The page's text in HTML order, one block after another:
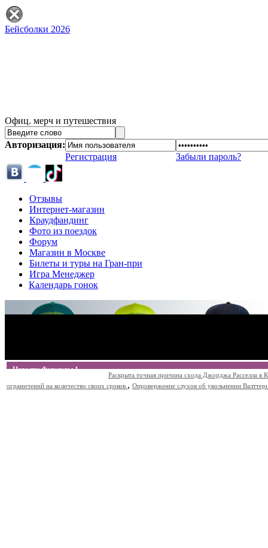
Бейсболки 2026
Офиц. мерч и путешествия
Авторизация:
Регистрация
Забыли пароль?
Отзывы
Интернет-магазин
Краудфандинг
Фото из поездок
Форум
Магазин в Москве
Билеты и туры на Гран-при
Игра Менеджер
Календарь гонок
Новости Формулы 1
Раскрыта точная причина схода Джорджа Расселла в
ограничений на количество своих сроков. , Опровержение слухов об увольнении